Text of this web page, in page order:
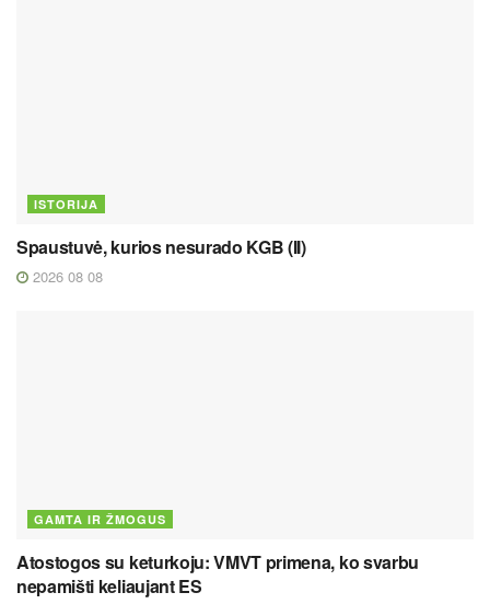
ISTORIJA
Spaustuvė, kurios nesurado KGB (II)
2026 08 08
GAMTA IR ŽMOGUS
Atostogos su keturkoju: VMVT primena, ko svarbu
nepamišti keliaujant ES